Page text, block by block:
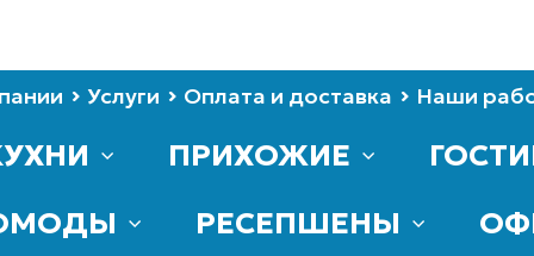
Услуги Оплата и доставка Наши
ПРИХОЖИЕ
РЕСЕПШЕНЫ